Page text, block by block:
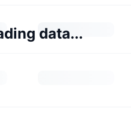
data...